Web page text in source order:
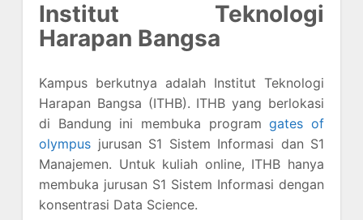
Institut Teknologi
Harapan Bangsa
Kampus berkutnya adalah Institut Teknologi
Harapan Bangsa (ITHB). ITHB yang berlokasi
di Bandung ini membuka programgates of
olympus jurusan S1 Sistem Informasi dan S1
Manajemen. Untuk kuliah online, ITHB hanya
membuka jurusan S1 Sistem Informasi dengan
konsentrasi Data Science.